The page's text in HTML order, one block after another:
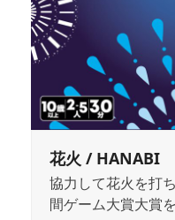
花火 / HANABI
協力して花火を打
間ゲーム大賞大賞